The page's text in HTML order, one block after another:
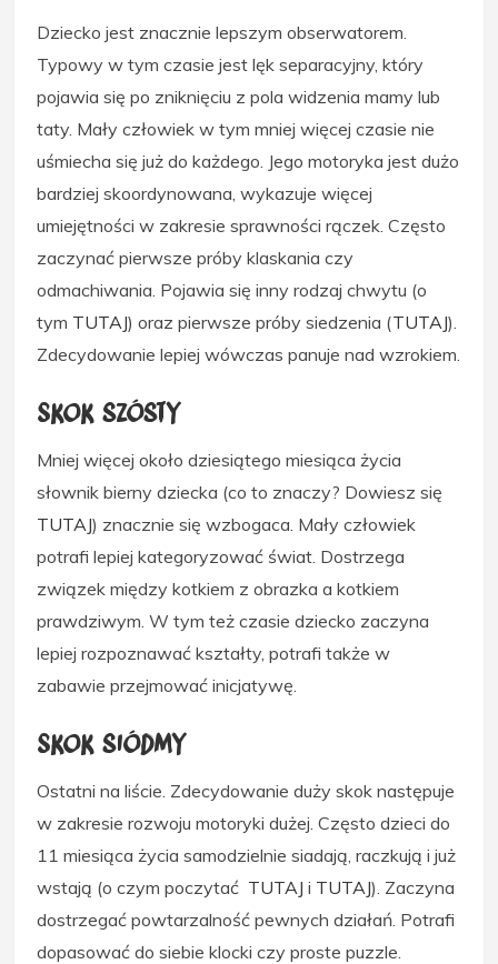
Dziecko jest znacznie lepszym obserwatorem.
Typowy w tym czasie jest lęk separacyjny, który
pojawia się po zniknięciu z pola widzenia mamy lub
taty. Mały człowiek w tym mniej więcej czasie nie
uśmiecha się już do każdego. Jego motoryka jest dużo
bardziej skoordynowana, wykazuje więcej
umiejętności w zakresie sprawności rączek. Często
zaczynać pierwsze próby klaskania czy
odmachiwania. Pojawia się inny rodzaj chwytu (o
tym TUTAJ) oraz pierwsze próby siedzenia (TUTAJ).
Zdecydowanie lepiej wówczas panuje nad wzrokiem.
Skok szósty
Mniej więcej około dziesiątego miesiąca życia
słownik bierny dziecka (co to znaczy? Dowiesz się
TUTAJ) znacznie się wzbogaca. Mały człowiek
potrafi lepiej kategoryzować świat. Dostrzega
związek między kotkiem z obrazka a kotkiem
prawdziwym. W tym też czasie dziecko zaczyna
lepiej rozpoznawać kształty, potrafi także w
zabawie przejmować inicjatywę.
Skok siódmy
Ostatni na liście. Zdecydowanie duży skok następuje
w zakresie rozwoju motoryki dużej. Często dzieci do
11 miesiąca życia samodzielnie siadają, raczkują i już
wstają (o czym poczytać TUTAJ i TUTAJ). Zaczyna
dostrzegać powtarzalność pewnych działań. Potrafi
dopasować do siebie klocki czy proste puzzle.